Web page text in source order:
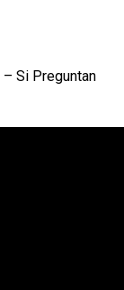
– Si Preguntan